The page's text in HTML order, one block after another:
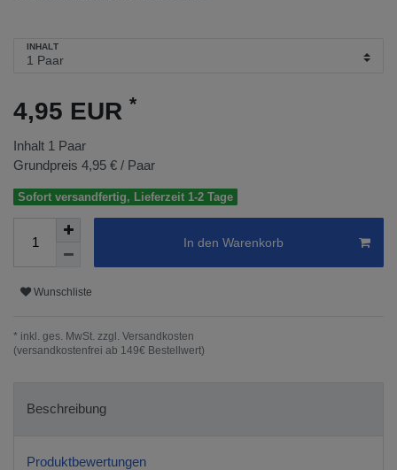
INHALT
4,95 EUR *
Inhalt 1 Paar
Grundpreis 4,95 € / Paar
Sofort versandfertig, Lieferzeit 1-2 Tage
In den Warenkorb
Wunschliste
* inkl. ges. MwSt. zzgl. Versandkosten
(versandkostenfrei ab 149€ Bestellwert)
Beschreibung
Produktbewertungen